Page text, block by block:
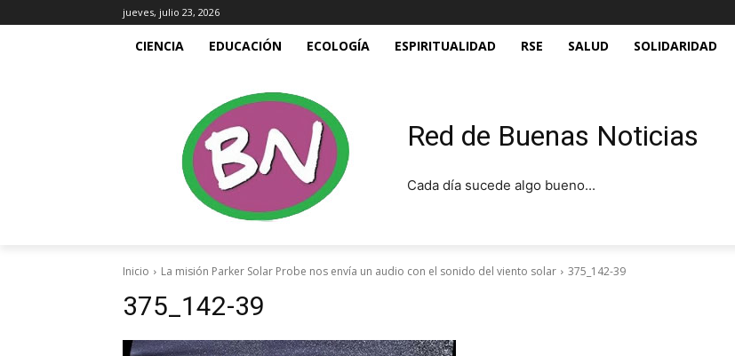
jueves, julio 23, 2026
CIENCIA EDUCACIÓN ECOLOGÍA ESPIRITUALIDAD RSE SALUD SOLIDARIDAD
Red de Buenas Noticias
Cada día sucede algo bueno...
Inicio La misión Parker Solar Probe nos envía un audio con el sonido del viento solar 375_142-39
375_142-39